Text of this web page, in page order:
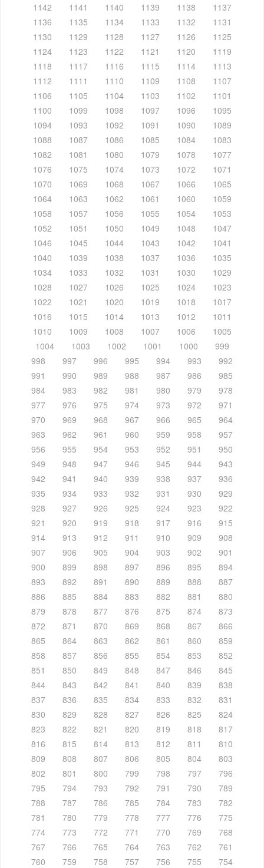
1142
1141 1140 1139 1138
1137
1136
1135 1134 1133 1132
1131
1130
1129 1128 1127 1126
1125
1124
1123 1122 1121 1120
1119
1118
1117 1116 1115 1114
1113
1112
1111 1110 1109 1108
1107
1106
1105 1104 1103 1102
1101
1100
1099 1098 1097 1096
1095
1094
1093 1092 1091 1090
1089
1088
1087 1086 1085 1084
1083
1082
1081 1080 1079 1078
1077
1076
1075 1074 1073 1072
1071
1070
1069 1068 1067 1066
1065
1064
1063 1062 1061 1060
1059
1058
1057 1056 1055 1054
1053
1052
1051 1050 1049 1048
1047
1046
1045 1044 1043 1042
1041
1040
1039 1038 1037 1036
1035
1034
1033 1032 1031 1030
1029
1028
1027 1026 1025 1024
1023
1022
1021 1020 1019 1018
1017
1016
1015 1014 1013 1012
1011
1010
1009 1008 1007 1006
1005
1004
1003 1002 1001 1000
999
998
997 996 995 994 993
992
991
990 989 988 987 986
985
984
983 982 981 980 979
978
977
976 975 974 973 972
971
970
969 968 967 966 965
964
963
962 961 960 959 958
957
956
955 954 953 952 951
950
949
948 947 946 945 944
943
942
941 940 939 938 937
936
935
934 933 932 931 930
929
928
927 926 925 924 923
922
921
920 919 918 917 916
915
914
913 912 911 910 909
908
907
906 905 904 903 902
901
900
899 898 897 896 895
894
893
892 891 890 889 888
887
886
885 884 883 882 881
880
879
878 877 876 875 874
873
872
871 870 869 868 867
866
865
864 863 862 861 860
859
858
857 856 855 854 853
852
851
850 849 848 847 846
845
844
843 842 841 840 839
838
837
836 835 834 833 832
831
830
829 828 827 826 825
824
823
822 821 820 819 818
817
816
815 814 813 812 811
810
809
808 807 806 805 804
803
802
801 800 799 798 797
796
795
794 793 792 791 790
789
788
787 786 785 784 783
782
781
780 779 778 777 776
775
774
773 772 771 770 769
768
767
766 765 764 763 762
761
760
759 758 757 756 755 754